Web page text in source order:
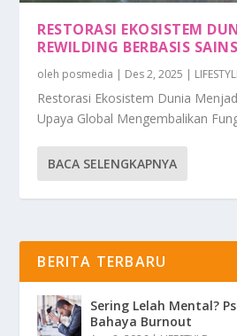
RESTORASI EKOSISTEM
REWILDING BERBASIS SAINS
oleh posmedia | Des 2, 2025 |
Restorasi Ekosistem Dunia
Upaya Global Mengembalikan
BACA SELENGKAPNYA
BERITA TERBARU
Sering Lelah Mental?
Bahaya Burnout